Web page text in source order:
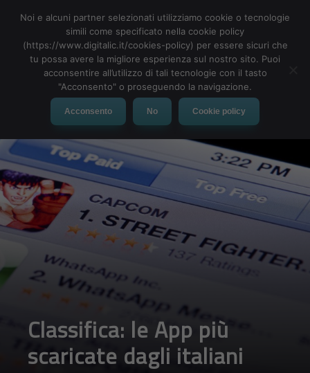
MENU
Classifica: le App più
scaricate dagli italiani
Noi e alcuni partner selezionati utilizziamo cookie o tecnologie
simili come specificato nella cookie policy
(https://www.digitalic.it/cookies-policy) per essere sicuri che
tu possa avere la migliore esperienza sul nostro sito. Puoi
acconsentire all’utilizzo di tali tecnologie con il tasto
"Acconsento" o proseguendo la navigazione.
Acconsento No Cookie policy